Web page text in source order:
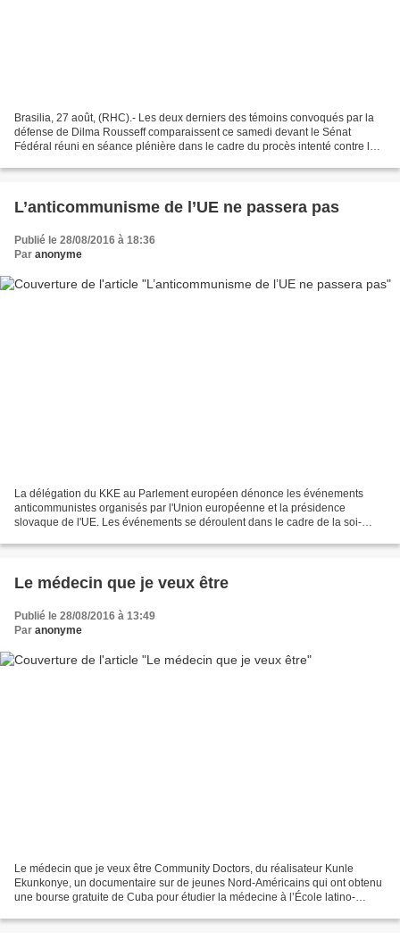
Brasilia, 27 août, (RHC).- Les deux derniers des témoins convoqués par la
défense de Dilma Rousseff comparaissent ce samedi devant le Sénat
Fédéral réuni en séance plénière dans le cadre du procès intenté contre la
L’anticommunisme de l’UE ne passera pas
Publié le 28/08/2016 à 18:36
Par anonyme
La délégation du KKE au Parlement européen dénonce les événements
anticommunistes organisés par l'Union européenne et la présidence
slovaque de l'UE. Les événements se déroulent dans le cadre de la soi-
Le médecin que je veux être
Publié le 28/08/2016 à 13:49
Par anonyme
Le médecin que je veux être Community Doctors, du réalisateur Kunle
Ekunkonye, un documentaire sur de jeunes Nord-Américains qui ont obtenu
une bourse gratuite de Cuba pour étudier la médecine à l’École latino-